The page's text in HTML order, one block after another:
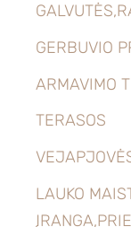
GERBUVIO
ARMAVIMO
TERASOS
LAUKO